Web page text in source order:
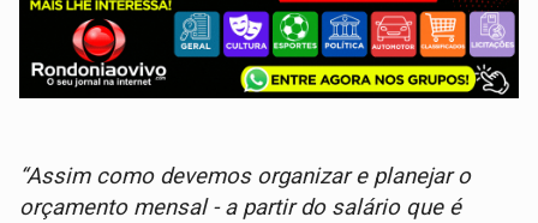
“Assim como devemos organizar e planejar o
orçamento mensal - a partir do salário que é